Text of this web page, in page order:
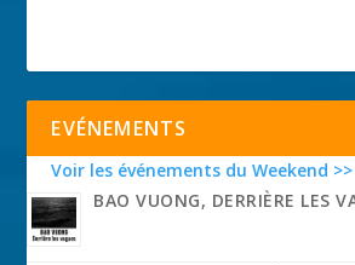
EVÉNEMENTS
Voir les événements du Weekend >>
BAO VUONG, DERRIÈRE LES